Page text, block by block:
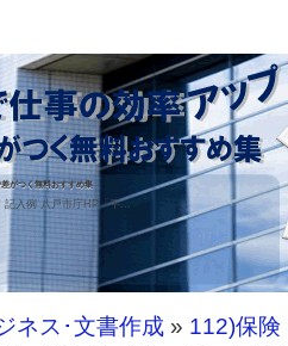
がつく無料おすすめ集
入例 八戸市庁HP「平...
ネス･文書作成» 112)保険